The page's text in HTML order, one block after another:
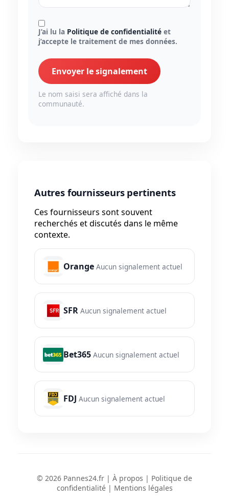
J’ai lu la Politique de confidentialité et
j’accepte le traitement de mes données.
Envoyer le signalement
Le nom saisi sera affiché dans la
communauté.
Autres fournisseurs pertinents
Ces fournisseurs sont souvent
recherchés et discutés dans le même
contexte.
Orange Aucun signalement actuel
SFR Aucun signalement actuel
Bet365 Aucun signalement actuel
FDJ Aucun signalement actuel
© 2026 Pannes24.fr | À propos | Politique de
confidentialité| Mentions légales